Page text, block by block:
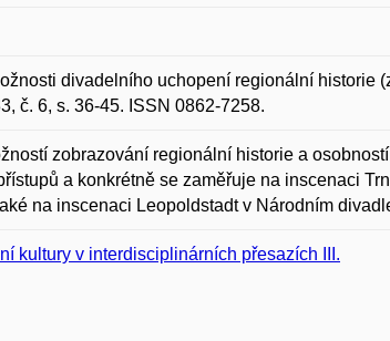
divadelního uchopení regionální historie
č. 6, s. 36-45. ISSN 0862-7258.
zobrazování regionální historie a
a konkrétně se zaměřuje na inscenaci
na inscenaci Leopoldstadt v Národním
kultury v interdisciplinárních přesazích III.